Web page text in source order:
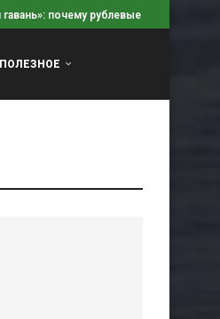
гавань»: почему рублевые вклады...
ПОЛЕЗНОЕ